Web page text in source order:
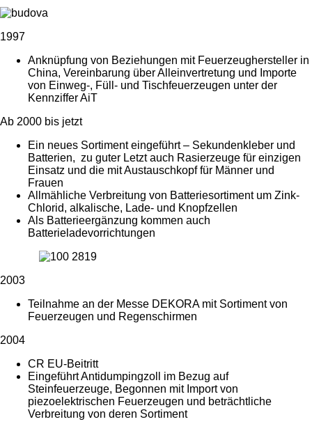
1997
Anknüpfung von Beziehungen mit Feuerzeughersteller in
China, Vereinbarung über Alleinvertretung und Importe
von Einweg-, Füll- und Tischfeuerzeugen unter der
Kennziffer AiT
Ab 2000 bis jetzt
Ein neues Sortiment eingeführt – Sekundenkleber und
Batterien, zu guter Letzt auch Rasierzeuge für einzigen
Einsatz und die mit Austauschkopf für Männer und
Frauen
Allmähliche Verbreitung von Batteriesortiment um Zink-
Chlorid, alkalische, Lade- und Knopfzellen
Als Batterieergänzung kommen auch
Batterieladevorrichtungen
2003
Teilnahme an der Messe DEKORA mit Sortiment von
Feuerzeugen und Regenschirmen
2004
CR EU-Beitritt
Eingeführt Antidumpingzoll im Bezug auf
Steinfeuerzeuge, Begonnen mit Import von
piezoelektrischen Feuerzeugen und beträchtliche
Verbreitung von deren Sortiment